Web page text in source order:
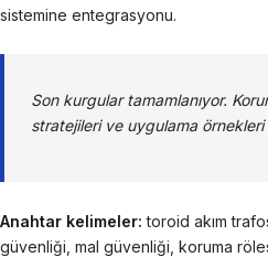
sistemine entegrasyonu.
Son kurgular tamamlanıyor.
stratejileri ve uygulama
Anahtar kelimeler: toroid akım
güvenliği, mal güvenliği, koruma